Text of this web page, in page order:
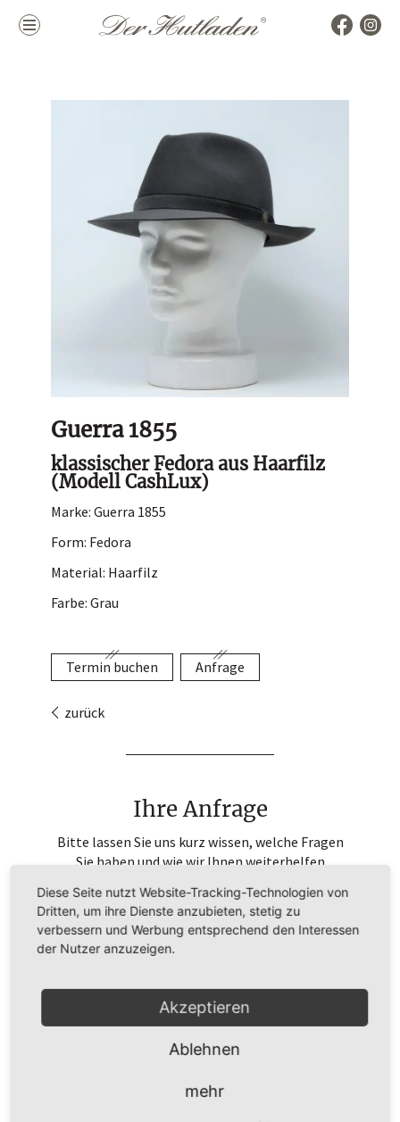
Marken
alle Marken
Top Marken
Sommer
Winter
Hutladen
Portrait
Service
Termin buchen
Kontakt
Guerra 1855
klassischer Fedora aus Haarfilz
(Modell CashLux)
Marke: Guerra 1855
Form: Fedora
Material: Haarfilz
Farbe: Grau
Termin buchen Anfrage
zurück
Ihre Anfrage
Bitte lassen Sie uns kurz wissen, welche Fragen
Sie haben und wie wir Ihnen weiterhelfen
Diese Seite nutzt Website-Tracking-Technologien von
Dritten, um ihre Dienste anzubieten, stetig zu
verbessern und Werbung entsprechend den Interessen
der Nutzer anzuzeigen.
Akzeptieren
Ablehnen
mehr